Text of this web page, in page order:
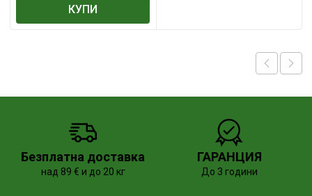
КУПИ
Безплатна доставка
над 89 € и до 20 кг
ГАРАНЦИЯ
До 3 години